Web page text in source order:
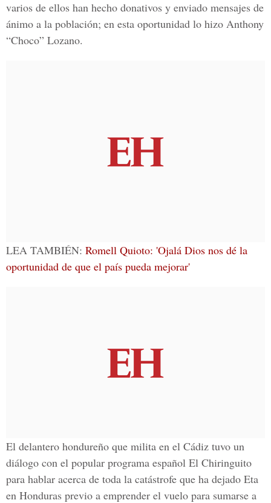
varios de ellos han hecho donativos y enviado mensajes de
ánimo a la población; en esta oportunidad lo hizo Anthony
“Choco” Lozano.
LEA TAMBIÉN: Romell Quioto: 'Ojalá Dios nos dé la
oportunidad de que el país pueda mejorar'
El delantero hondureño que milita en el Cádiz tuvo un
diálogo con el popular programa español El Chiringuito
para hablar acerca de toda la catástrofe que ha dejado Eta
en Honduras previo a emprender el vuelo para sumarse a